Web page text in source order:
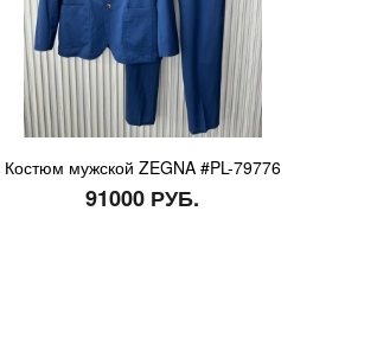
Костюм мужской ZEGNA #PL-79776
91000 РУБ.